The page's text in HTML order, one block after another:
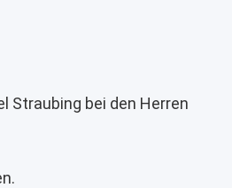
Straubing bei den Herren